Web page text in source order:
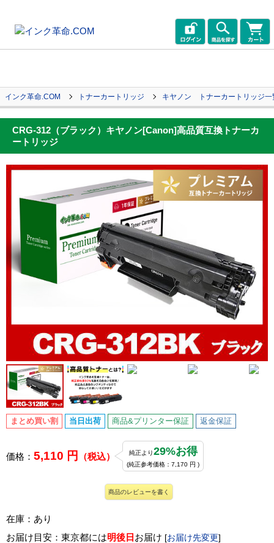
インク革命.COM トナーカートリッジ キヤノン トナーカートリッジ一
CRG-312（ブラック）キヤノン[Canon]高品質互換トナーカ
ートリッジ
まとめ買い割 当日出荷 商品&プリンター保証 返金保証
価格： 5,110 円 （税込） 純正より29%お得
(純正参考価格：7,170 円 )
商品のレビューを書く
在庫：あり
お届け目安：東京都には明後日 お届け [お届け先変更]